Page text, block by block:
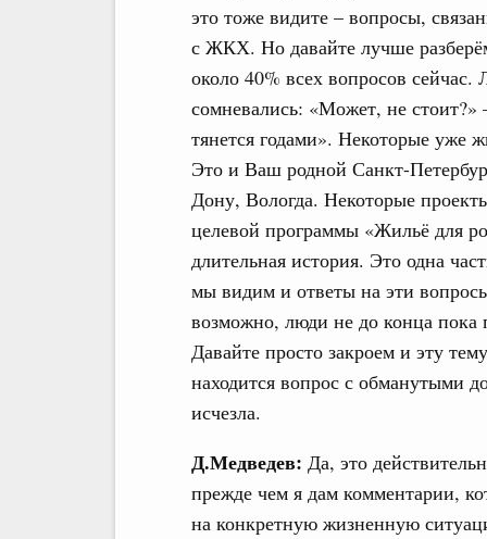
это тоже видите – вопросы,
с ЖКХ. Но давайте лучше
около 40% всех вопросов
сомневались: «Может, не
тянется годами». Некоторые уже
Это и Ваш родной Санкт-
Дону, Вологда. Некоторые
целевой программы «Жильё для
длительная история. Это одна
мы видим и ответы на эти
возможно, люди не до конца пока
Давайте просто закроем и эту
находится вопрос с обманутыми
исчезла.
Д.Медведев: Да, это
прежде чем я дам комментарии,
на конкретную жизненную